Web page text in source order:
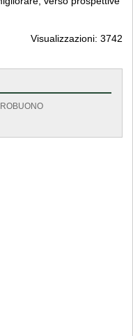
Visualizzazioni: 3742